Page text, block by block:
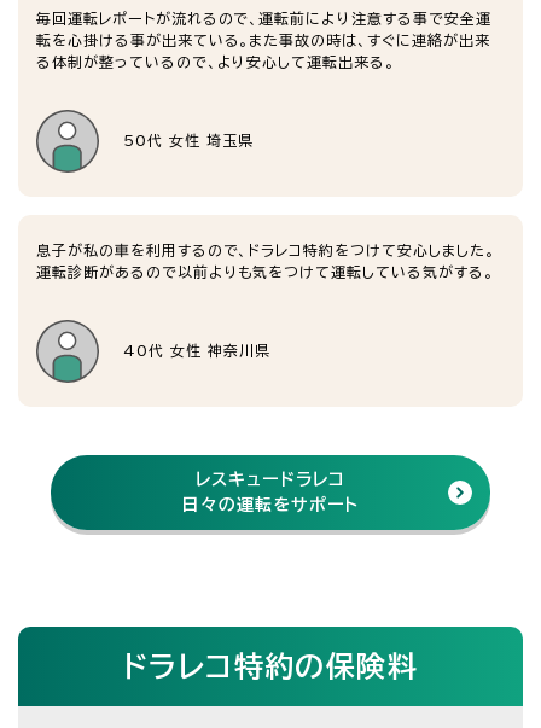
毎回運転レポートが流れるので、運転前により注意する事で安全運
転を心掛ける事が出来ている。また事故の時は、すぐに連絡が出来
る体制が整っているので、より安心して運転出来る。
50代 女性 埼玉県
息子が私の車を利用するので、ドラレコ特約をつけて安心しました。
運転診断があるので以前よりも気をつけて運転している気がする。
40代 女性 神奈川県
レスキュードラレコ
日々の運転をサポート
ドラレコ特約の保険料